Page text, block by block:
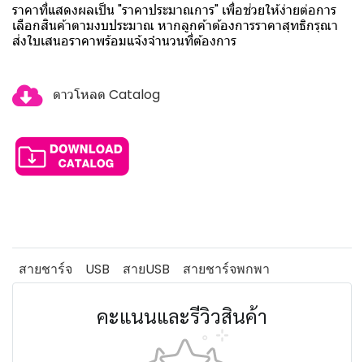
ราคาที่แสดงผลเป็น "ราคาประมาณการ" เพื่อช่วยให้ง่ายต่อการ
เลือกสินค้าตามงบประมาณ หากลูกค้าต้องการราคาสุทธิกรุณา
ส่งใบเสนอราคาพร้อมแจ้งจำนวนที่ต้องการ
ดาวโหลด Catalog
สายชาร์จ USB สายUSB สายชาร์จพกพา
คะแนนและรีวิวสินค้า